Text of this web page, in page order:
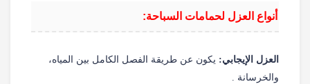
أنواع العزل لحمامات السباحة:
العزل الإيجابي: يكون عن طريقة الفصل الكامل بين المياه،
والخرسانة .